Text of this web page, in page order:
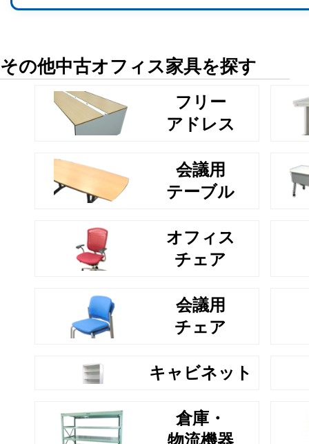
その他中古オフィス家具を探す
フリー
アドレス
会議用
テーブル
オフィス
チェア
会議用
チェア
キャビネット
倉庫・
物流機器